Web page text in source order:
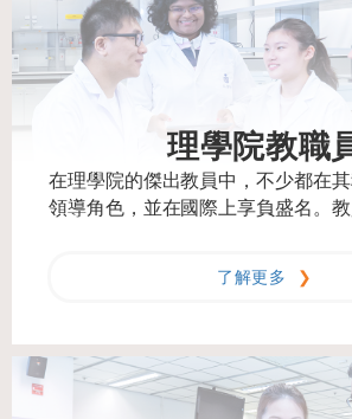
理學院教職
在理學院的傑出教員中，不少都在
領導角色，並在國際上享負盛名。
了解更多